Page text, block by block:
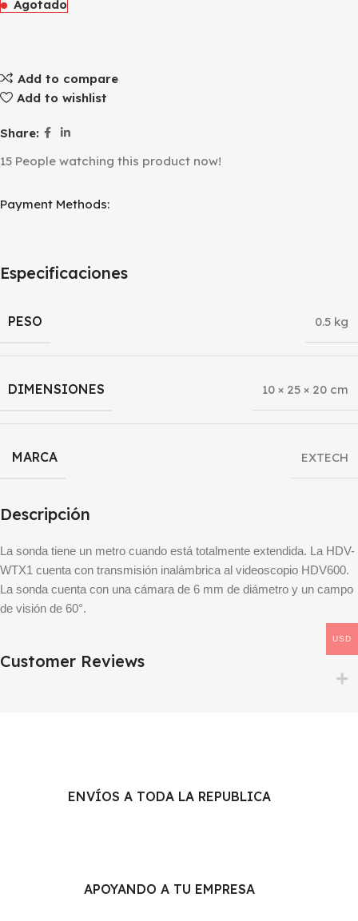
Agotado
Add to compare
Add to wishlist
Share:
15 People watching this product now!
Payment Methods:
Descripción
La sonda tiene un metro cuando está totalmente extendida. La HDV-
WTX1 cuenta con transmisión inalámbrica al videoscopio HDV600.
La sonda cuenta con una cámara de 6 mm de diámetro y un campo
de visión de 60°.
Especificaciones
PESO 0.5 kg
DIMENSIONES 10 × 25 × 20 cm
MARCA EXTECH
Customer Reviews
ENVÍOS A TODA LA REPUBLICA
APOYANDO A TU EMPRESA
USD